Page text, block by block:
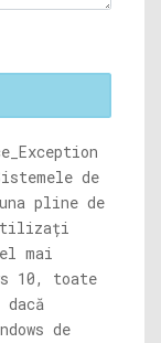
de
pline de
mai
10, toate
de